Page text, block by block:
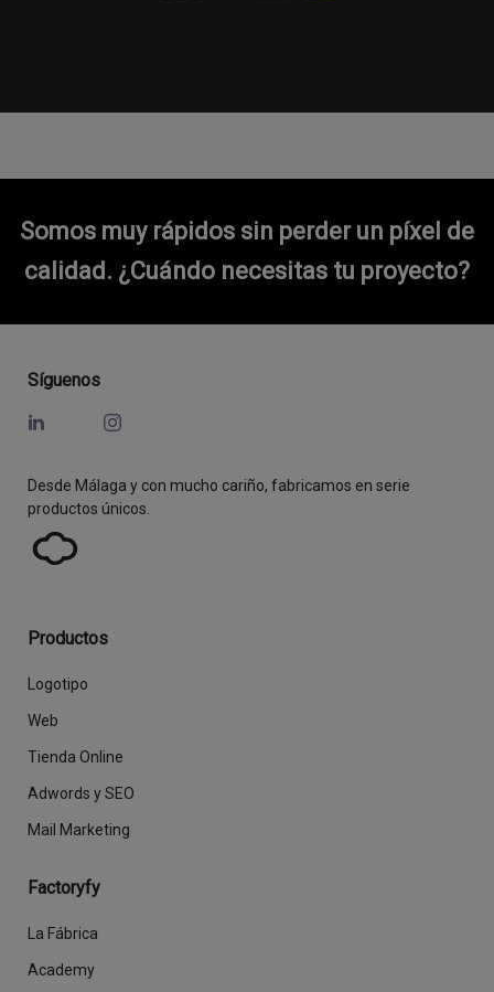
Somos muy rápidos sin perder un píxel de
calidad. ¿Cuándo necesitas tu proyecto?
Síguenos
Desde Málaga y con mucho cariño, fabricamos en serie
productos únicos.
Productos
Logotipo
Web
Tienda Online
Adwords y SEO
Mail Marketing
Factoryfy
La Fábrica
Academy